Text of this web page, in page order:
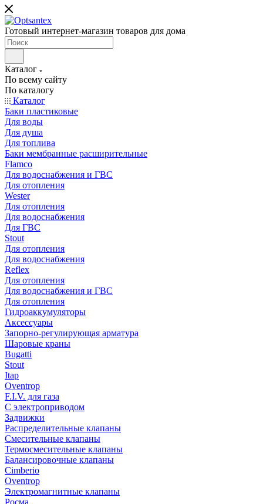
Готовый интернет-магазин товаров для дома
Каталог
По всему сайту
По каталогу
Каталог
Баки пластиковые
Для воды
Для душа
Для топлива
Баки мембранные расширительные
Flamco
Для водоснабжения и ГВС
Для отопления
Wester
Для отопления
Для водоснабжения
Для ГВС
Stout
Для отопления
Для водоснабжения
Reflex
Для отопления
Для водоснабжения и ГВС
Для отопления
Гидроаккумуляторы
Аксессуары
Запорно-регулирующая арматура
Шаровые краны
Bugatti
Stout
Itap
Oventrop
F.I.V. для газа
С электроприводом
Задвижки
Распределительные клапаны
Cмесительные клапаны
Термосмесительные клапаны
Балансировочные клапаны
Cimberio
Oventrop
Электромагнитные клапаны
Росма